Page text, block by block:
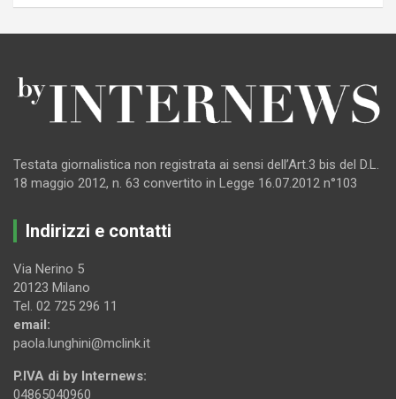
Testata giornalistica non registrata ai sensi dell’Art.3 bis del D.L.
18 maggio 2012, n. 63 convertito in Legge 16.07.2012 n°103
Indirizzi e contatti
Via Nerino 5
20123 Milano
Tel. 02 725 296 11
email:
paola.lunghini@mclink.it
P.IVA di by Internews:
04865040960